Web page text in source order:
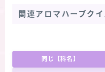
関連アロマハーブクイ
同じ【科名】